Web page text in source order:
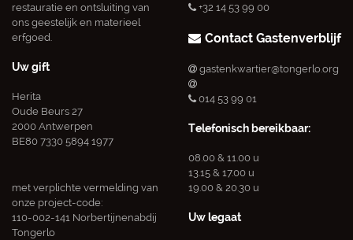
restauratie en ontsluiting van
ons geestelijk en materieel
erfgoed.
Uw gift
Herita
Oude Beurs 27
2000 Antwerpen
BE80 7330 5894 1977
met verplichte vermelding van
onze project-code:
110-002-141 Norbertijnenabdij
Tongerlo
+32 14 53 99 00
Contact Gastenverblijf
gastenkwartier@tongerlo.org
014 53 99 01
Telefonisch bereikbaar:
08.00 & 11.00 u
13.15 & 17.00 u
19.00 & 20.30 u
Uw legaat